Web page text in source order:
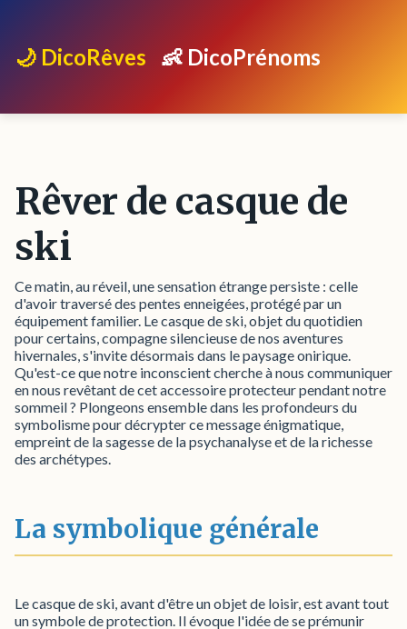
🌙 DicoRêves 👶 DicoPrénoms
Rêver de casque de
ski
Ce matin, au réveil, une sensation étrange persiste : celle
d'avoir traversé des pentes enneigées, protégé par un
équipement familier. Le casque de ski, objet du quotidien
pour certains, compagne silencieuse de nos aventures
hivernales, s'invite désormais dans le paysage onirique.
Qu'est-ce que notre inconscient cherche à nous communiquer
en nous revêtant de cet accessoire protecteur pendant notre
sommeil ? Plongeons ensemble dans les profondeurs du
symbolisme pour décrypter ce message énigmatique,
empreint de la sagesse de la psychanalyse et de la richesse
des archétypes.
La symbolique générale
Le casque de ski, avant d'être un objet de loisir, est avant tout
un symbole de protection. Il évoque l'idée de se prémunir